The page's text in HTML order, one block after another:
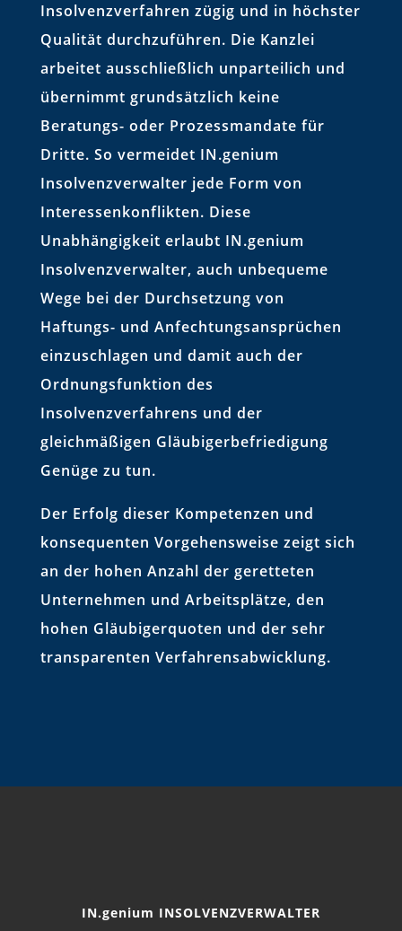
Insolvenzverfahren zügig und in höchster
Qualität durchzuführen. Die Kanzlei
arbeitet ausschließlich unparteilich und
übernimmt grundsätzlich keine
Beratungs- oder Prozessmandate für
Dritte. So vermeidet IN.genium
Insolvenzverwalter jede Form von
Interessenkonflikten. Diese
Unabhängigkeit erlaubt IN.genium
Insolvenzverwalter, auch unbequeme
Wege bei der Durchsetzung von
Haftungs- und Anfechtungsansprüchen
einzuschlagen und damit auch der
Ordnungsfunktion des
Insolvenzverfahrens und der
gleichmäßigen Gläubigerbefriedigung
Genüge zu tun.
Der Erfolg dieser Kompetenzen und
konsequenten Vorgehensweise zeigt sich
an der hohen Anzahl der geretteten
Unternehmen und Arbeitsplätze, den
hohen Gläubigerquoten und der sehr
transparenten Verfahrensabwicklung.
IN.genium INSOLVENZVERWALTER